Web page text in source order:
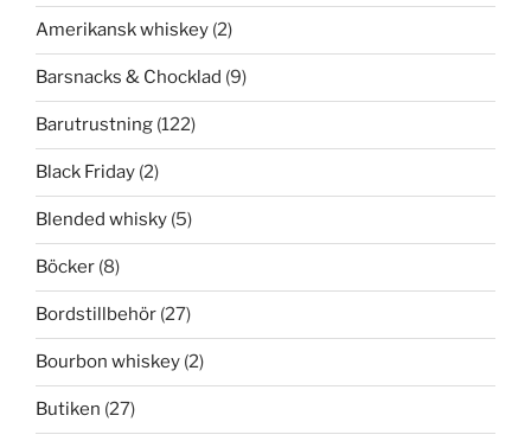
Amerikansk whiskey (2)
Barsnacks & Chocklad (9)
Barutrustning (122)
Black Friday (2)
Blended whisky (5)
Böcker (8)
Bordstillbehör (27)
Bourbon whiskey (2)
Butiken (27)